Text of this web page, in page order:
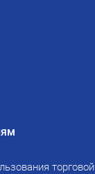
торговой